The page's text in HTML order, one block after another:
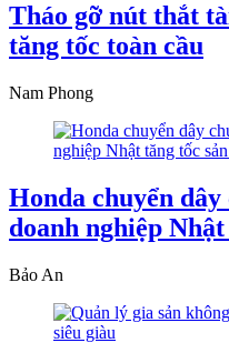
Tháo gỡ nút thắt
tăng tốc toàn cầu
Nam Phong
Honda chuyển
doanh nghiệp
Bảo An